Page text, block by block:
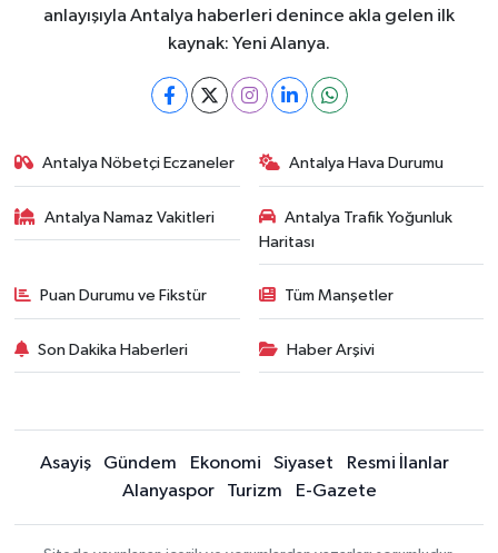
anlayışıyla Antalya haberleri denince akla gelen ilk
kaynak: Yeni Alanya.
Antalya Nöbetçi Eczaneler Antalya Hava Durumu
Antalya Namaz Vakitleri
Antalya Trafik Yoğunluk
Haritası
Puan Durumu ve Fikstür Tüm Manşetler
Son Dakika Haberleri Haber Arşivi
Asayiş Gündem Ekonomi Siyaset
Resmi İlanlar
Alanyaspor
Turizm E-Gazete